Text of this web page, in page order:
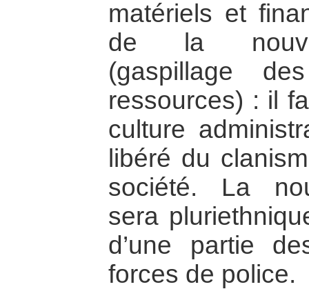
matériels et
de la
(gaspillage
ressources) : il
culture
libéré du
société. La
sera
d’une partie
forces de police.